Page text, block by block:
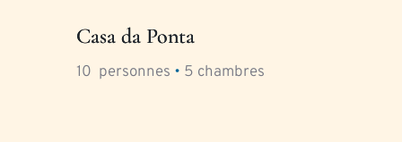
Casa da Ponta
10
  personnes
• 5 chambres